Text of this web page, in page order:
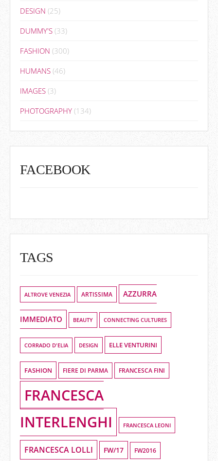
DESIGN (25)
DUMMY'S (33)
FASHION (300)
HUMANS (46)
IMAGES (3)
PHOTOGRAPHY (134)
FACEBOOK
TAGS
ALTROVE VENEZIA ARTISSIMA AZZURRA
IMMEDIATO BEAUTY CONNECTING CULTURES
CORRADO D'ELIA DESIGN ELLE VENTURINI
FASHION FIERE DI PARMA FRANCESCA FINI
FRANCESCA
INTERLENGHI
FRANCESCA LEONI
FRANCESCA LOLLI FW/17 FW2016